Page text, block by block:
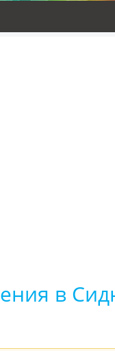
в